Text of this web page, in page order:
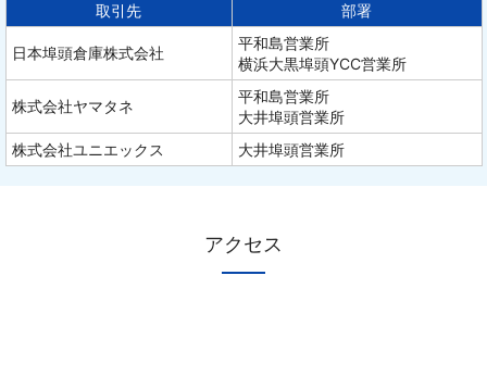
取引先 部署
日本埠頭倉庫株式会社
平和島営業所
横浜大黒埠頭YCC営業所
株式会社ヤマタネ
平和島営業所
大井埠頭営業所
株式会社ユニエックス
大井埠頭営業所
アクセス